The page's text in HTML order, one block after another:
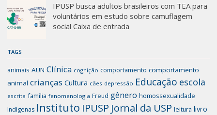
IPUSP busca adultos brasileiros com TEA para
voluntários em estudo sobre camuflagem
social Caixa de entrada
TAGS
animais AUN Clínica cognição comportamento comportamento
animal crianças Cultura cães depressão Educação escola
escrita família fenomenologia Freud gênero homossexualidade
Indígenas Instituto IPUSP Jornal da USP leitura livro